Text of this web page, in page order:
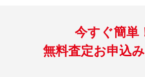
今すぐ簡単
無料査定お申込